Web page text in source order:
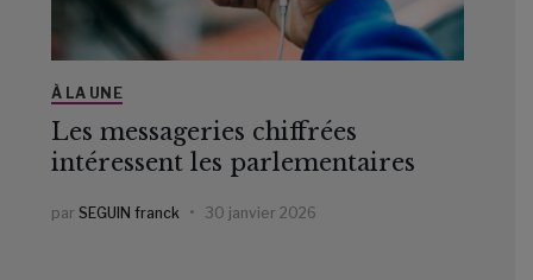
À LA UNE
Les messageries chiffrées
intéressent les parlementaires
par SEGUIN franck 30 janvier 2026